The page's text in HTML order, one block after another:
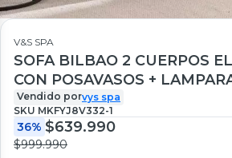
V&S SPA
SOFA BILBAO 2 CUERPOS
CON POSAVASOS +
Vendido porvys spa
SKU MKFYJ8V332-1
36% $639.990
$999.990